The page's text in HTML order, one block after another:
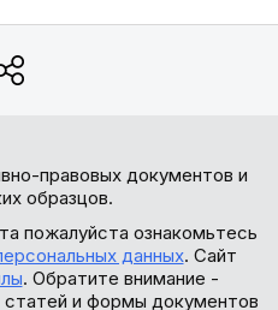
правовых документов и
образцов.
пожалуйста ознакомьтесь
данных. Сайт
. Обратите внимание -
статей и формы документов